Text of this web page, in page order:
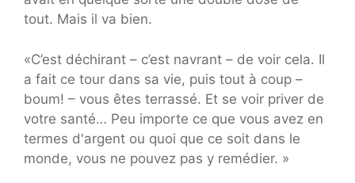
tout. Mais il va bien.
«C’est déchirant – c’est navrant – de voir cela. Il
a fait ce tour dans sa vie, puis tout à coup –
boum! – vous êtes terrassé. Et se voir priver de
votre santé… Peu importe ce que vous avez en
termes d'argent ou quoi que ce soit dans le
monde, vous ne pouvez pas y remédier. »